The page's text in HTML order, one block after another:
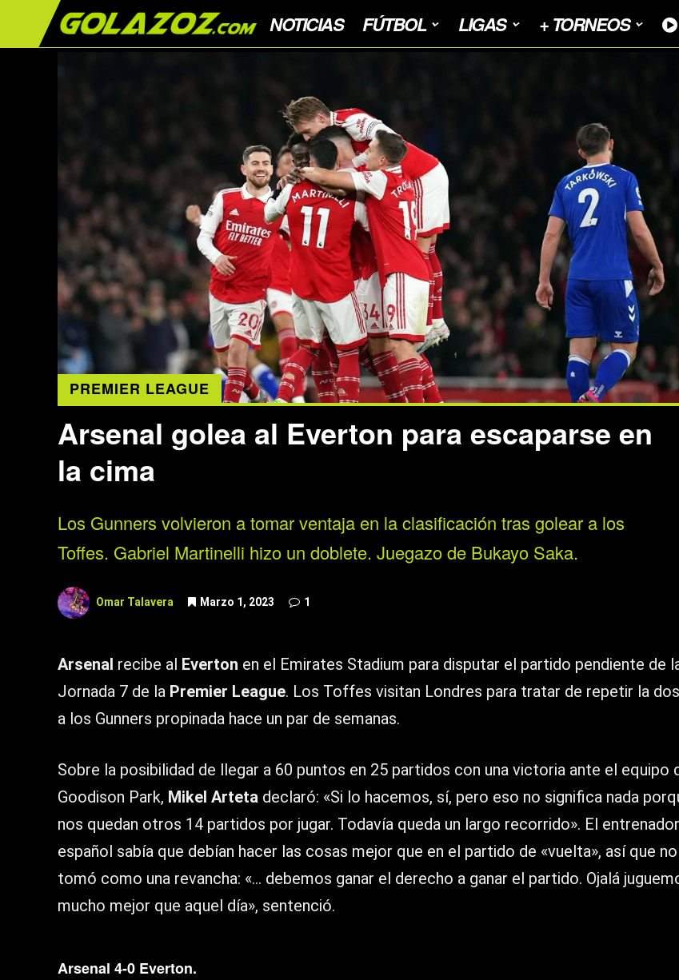
NOTICIAS FÚTBOL LIGAS + TORNEOS
PREMIER LEAGUE
Arsenal golea al Everton para escaparse en
la cima
Los Gunners volvieron a tomar ventaja en la clasificación tras golear a los
Toffes. Gabriel Martinelli hizo un doblete. Juegazo de Bukayo Saka.
Omar Talavera Marzo 1, 2023 1
Arsenal recibe al Everton en el Emirates Stadium para disputar el partido pendiente de
Jornada 7 de la Premier League. Los Toffes visitan Londres para tratar de repetir la
a los Gunners propinada hace un par de semanas.
Sobre la posibilidad de llegar a 60 puntos en 25 partidos con una victoria ante el equipo
Goodison Park, Mikel Arteta declaró: «Si lo hacemos, sí, pero eso no significa nada
nos quedan otros 14 partidos por jugar. Todavía queda un largo recorrido». El entrenador
español sabía que debían hacer las cosas mejor que en el partido de «vuelta», así que
tomó como una revancha: «… debemos ganar el derecho a ganar el partido. Ojalá
mucho mejor que aquel día», sentenció.
Arsenal 4-0 Everton.